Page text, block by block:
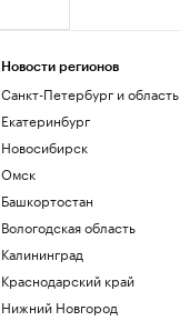
Новости регионов
Санкт-Петербург и область
Екатеринбург
Новосибирск
Омск
Башкортостан
Вологодская область
Калининград
Краснодарский край
Нижний Новгород